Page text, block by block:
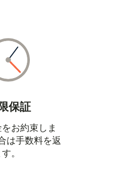
保証
お約束しま
は手数料を返
。